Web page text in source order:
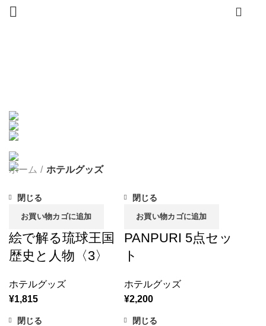
無分類0 PRODUCT
ホーム ホテルグッズ
お買い物カゴに追加
閉じる
絵で解る琉球王国
歴史と人物〈3〉
ホテルグッズ
¥1,815
お買い物カゴに追加
閉じる
PANPURI 5点セッ
ト
ホテルグッズ
¥2,200
閉じる 閉じる